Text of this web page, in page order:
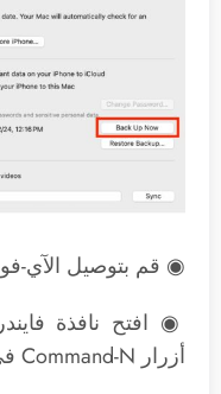
◉ قم بتوصيل الآي-
أزرار Command-N في لوحة المفاتيح.